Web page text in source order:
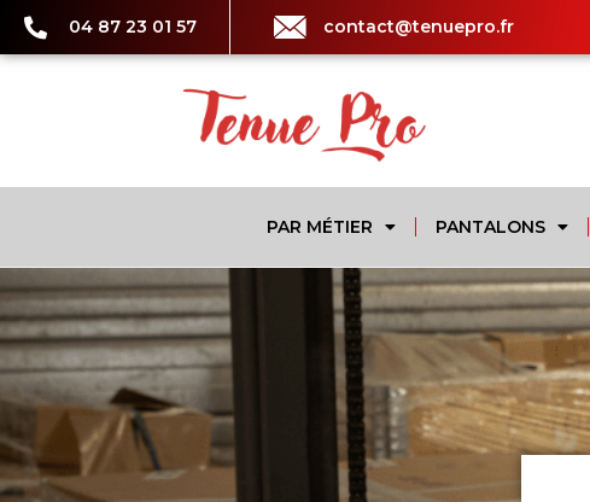
04 87 23 01 57 contact@tenuepro.fr
PAR MÉTIER PANTALONS